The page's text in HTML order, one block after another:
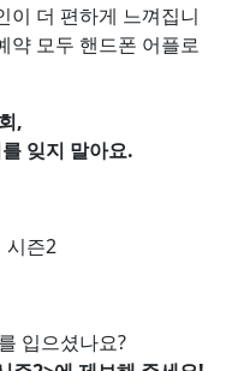
이 더 편하게 느껴집니
약 모두 핸드폰 어플로
,
잊지 말아요.
입으셨나요?